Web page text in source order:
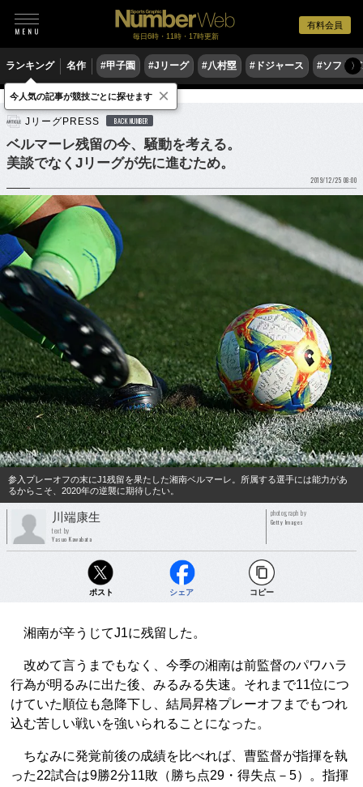
有料会員
毎日6時・11時・17時更新
ランキング 名作 #甲子園 #Jリーグ #八村塁 #ドジャース #ソフト〉
サッカー Jリーグ
JリーグPRESS BACK NUMBER
ベルマーレ残留の今、騒動を考える。
美談でなくJリーグが先に進むため。
2019/12/25 08:00
参入プレーオフの末にJ1残留を果たした湘南ベルマーレ。所属する選手には能力があ
るからこそ、2020年の逆襲に期待したい。
川端康生
text by
Yasuo Kawabata
photograph by
Getty Images
ポスト シェア コピー
湘南が辛うじてJ1に残留した。
改めて言うまでもなく、今季の湘南は前監督のパワハラ
行為が明るみに出た後、みるみる失速。それまで11位につ
けていた順位も急降下し、結局昇格プレーオフまでもつれ
込む苦しい戦いを強いられることになった。
ちなみに発覚前後の成績を比べれば、曹監督が指揮を執
った22試合は9勝2分11敗（勝ち点29・得失点－5）。指揮
今人気の記事が競技ごとに探せます ×